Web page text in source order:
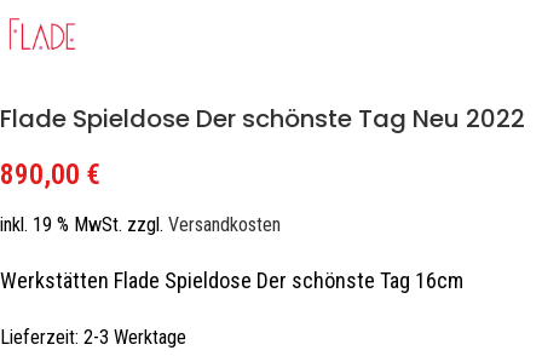
Flade Spieldose Der schönste Tag Neu 2022
890,00 €
inkl. 19 % MwSt. zzgl. Versandkosten
Werkstätten Flade Spieldose Der schönste Tag 16cm
Lieferzeit: 2-3 Werktage